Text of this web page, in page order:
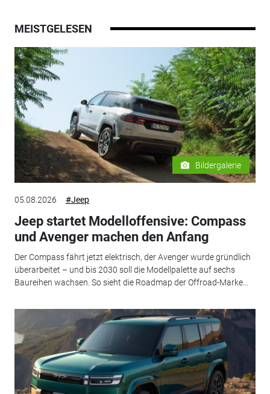
MEISTGELESEN
Bildergalerie
05.08.2026 #Jeep
Jeep startet Modelloffensive: Compass
und Avenger machen den Anfang
Der Compass fährt jetzt elektrisch, der Avenger wurde gründlich
überarbeitet – und bis 2030 soll die Modellpalette auf sechs
Baureihen wachsen. So sieht die Roadmap der Offroad-Marke...